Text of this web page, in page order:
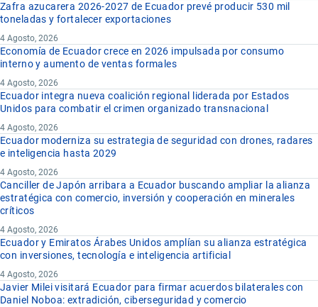
Zafra azucarera 2026-2027 de Ecuador prevé producir 530 mil
toneladas y fortalecer exportaciones
4 Agosto, 2026
Economía de Ecuador crece en 2026 impulsada por consumo
interno y aumento de ventas formales
4 Agosto, 2026
Ecuador integra nueva coalición regional liderada por Estados
Unidos para combatir el crimen organizado transnacional
4 Agosto, 2026
Ecuador moderniza su estrategia de seguridad con drones, radares
e inteligencia hasta 2029
4 Agosto, 2026
Canciller de Japón arribara a Ecuador buscando ampliar la alianza
estratégica con comercio, inversión y cooperación en minerales
críticos
4 Agosto, 2026
Ecuador y Emiratos Árabes Unidos amplían su alianza estratégica
con inversiones, tecnología e inteligencia artificial
4 Agosto, 2026
Javier Milei visitará Ecuador para firmar acuerdos bilaterales con
Daniel Noboa: extradición, ciberseguridad y comercio